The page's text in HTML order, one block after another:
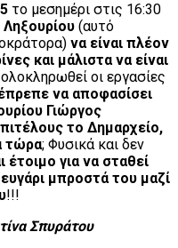
το μεσημέρι στις 16:30
(αυτό
να είναι πλέον
και μάλιστα να είναι
οι εργασίες
να αποφασίσει
Γιώργος
το Δημαρχείο,
τώρα; Φυσικά και δεν
έτοιμο για να σταθεί
μπροστά του μαζί
!!!
Σπυράτου